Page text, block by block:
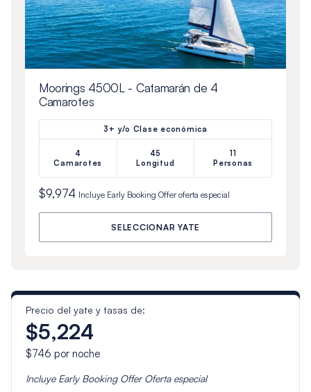
Moorings 4500L - Catamarán de 4
Camarotes
3+ y/o Clase económica
4
Camarotes
45
Longitud
11
Personas
$9,974 Incluye Early Booking Offeroferta especial
SELECCIONAR YATE
Precio del yate y tasas de:
$5,224
$746 por noche
Incluye Early Booking OfferOferta especial